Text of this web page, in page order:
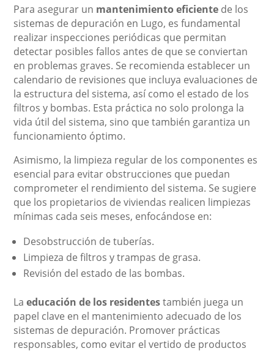
Para asegurar un mantenimiento eficiente de los
sistemas de depuración en Lugo, es fundamental
realizar inspecciones periódicas que permitan
detectar posibles fallos antes de que se conviertan
en problemas graves. Se recomienda establecer un
calendario de revisiones que incluya evaluaciones de
la estructura del sistema, así como el estado de los
filtros y bombas. Esta práctica no solo prolonga la
vida útil del sistema, sino que también garantiza un
funcionamiento óptimo.
Asimismo, la limpieza regular de los componentes es
esencial para evitar obstrucciones que puedan
comprometer el rendimiento del sistema. Se sugiere
que los propietarios de viviendas realicen limpiezas
mínimas cada seis meses, enfocándose en:
Desobstrucción de tuberías.
Limpieza de filtros y trampas de grasa.
Revisión del estado de las bombas.
Laeducación de los residentestambién juega un
papel clave en el mantenimiento adecuado de los
sistemas de depuración. Promover prácticas
responsables, como evitar el vertido de productos